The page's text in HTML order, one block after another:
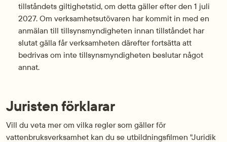
tillståndets giltighetstid, om detta gäller efter den 1 juli
2027. Om verksamhetsutövaren har kommit in med en
anmälan till tillsynsmyndigheten innan tillståndet har
slutat gälla får verksamheten därefter fortsätta att
bedrivas om inte tillsynsmyndigheten beslutar något
annat.
Juristen förklarar
Vill du veta mer om vilka regler som gäller för
vattenbruksverksamhet kan du se utbildningsfilmen "Juridik